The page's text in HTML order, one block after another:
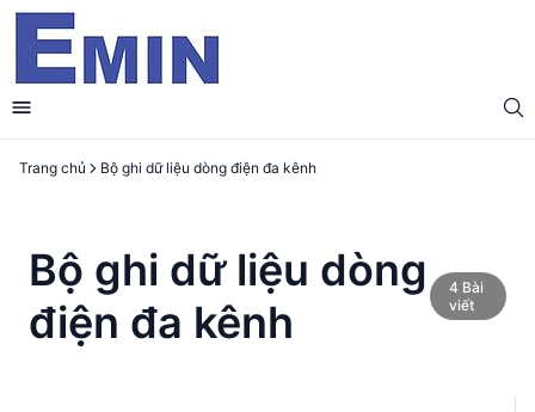
Trang chủ Bộ ghi dữ liệu dòng điện đa kênh
Bộ ghi dữ liệu dòng
điện đa kênh
4 Bài
viết